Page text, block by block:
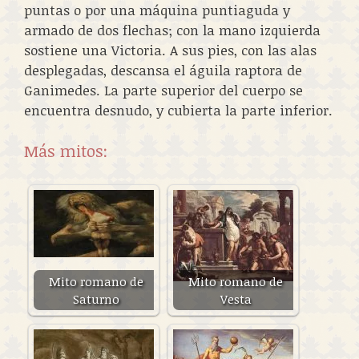
puntas o por una máquina puntiaguda y
armado de dos flechas; con la mano izquierda
sostiene una Victoria. A sus pies, con las alas
desplegadas, descansa el águila raptora de
Ganimedes. La parte superior del cuerpo se
encuentra desnudo, y cubierta la parte inferior.
Más mitos:
Mito romano de
Saturno
Mito romano de
Vesta